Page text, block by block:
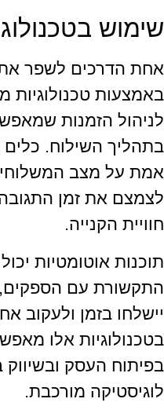
שימוש
אחת הדרכים לשפר
באמצעות טכנולוגיות
לניהול הזמנות
בתהליך השילוח.
אמת על מצב
לצמצם את זמן
חוויית הקנייה.
תוכנות אוטומטיות
התקשורת עם
יישלחו בזמן ולעקוב
בטכנולוגיות אלו
בפיתוח העסק
לוגיסטיקה מורכבת.